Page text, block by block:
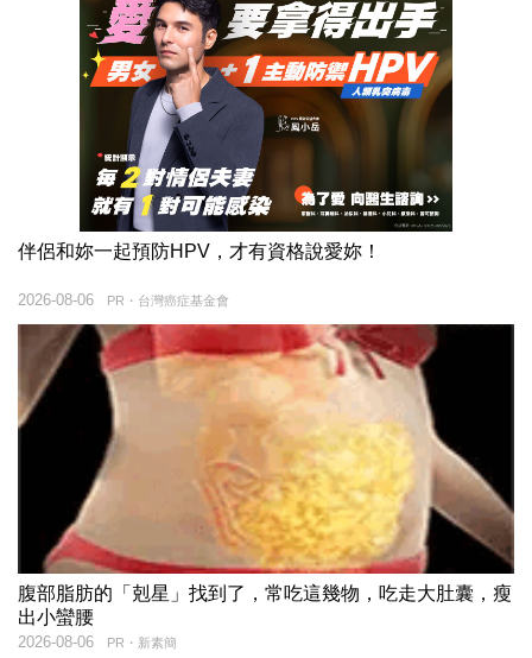
伴侶和妳一起預防HPV，才有資格說愛妳！
PR・台灣癌症基金會
2026-08-06
腹部脂肪的「剋星」找到了，常吃這幾物，吃走大肚囊，瘦
出小蠻腰
PR・新素簡
2026-08-06